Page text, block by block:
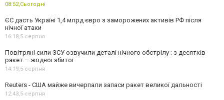
08:52,Сьогодні
ЄС дасть Україні 1,4 млрд євро з заморожених активів РФ після
нічної атаки
16:18,5 серпня
Повітряні сили ЗСУ озвучили деталі нічного обстрілу : з десятків
ракет – жодної збитої
14:19,5 серпня
Reuters - США майже вичерпали запаси ракет великої дальності
12:43,5 серпня